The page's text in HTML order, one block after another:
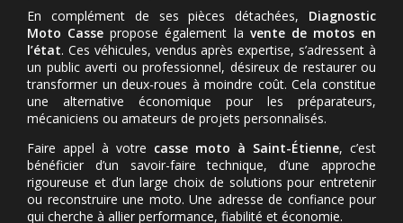
En complément de ses pièces détachées, Diagnostic
Moto Casse propose également la vente de motos en
l’état. Ces véhicules, vendus après expertise, s’adressent à
un public averti ou professionnel, désireux de restaurer ou
transformer un deux-roues à moindre coût. Cela constitue
une alternative économique pour les préparateurs,
mécaniciens ou amateurs de projets personnalisés.
Faire appel à votre casse moto à Saint-Étienne, c’est
bénéficier d’un savoir-faire technique, d’une approche
rigoureuse et d’un large choix de solutions pour entretenir
ou reconstruire une moto. Une adresse de confiance pour
qui cherche à allier performance, fiabilité et économie.